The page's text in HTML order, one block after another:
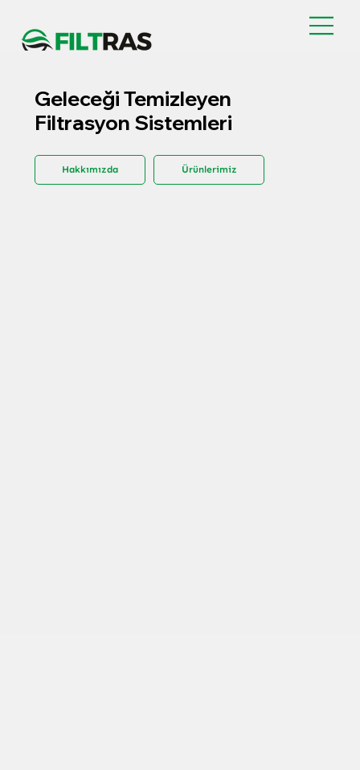
Geleceği Temizleyen
Filtrasyon Sistemleri
Hakkımızda Ürünlerimiz